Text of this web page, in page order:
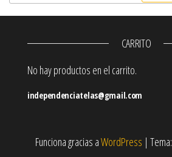
CARRITO
No hay productos en el carrito.
independenciatelas@gmail.com
Funciona gracias aWordPress | Tema: